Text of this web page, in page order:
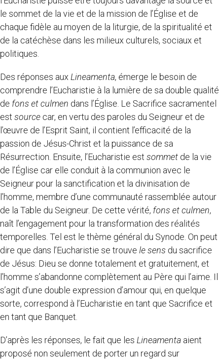
le sommet de la vie et de la mission de l’Église et de
chaque fidèle au moyen de la liturgie, de la spiritualité et
de la catéchèse dans les milieux culturels, sociaux et
politiques.
Des réponses aux Lineamenta, émerge le besoin de
comprendre l’Eucharistie à la lumière de sa double qualité
de fons etculmen dans l’Église. Le Sacrifice sacramentel
est source car, en vertu des paroles du Seigneur et de
l’œuvre de l’Esprit Saint, il contient l’efficacité de la
passion de Jésus-Christ et la puissance de sa
Résurrection. Ensuite, l’Eucharistie est sommet de la vie
de l’Église car elle conduit à la communion avec le
Seigneur pour la sanctification et la divinisation de
l’homme, membre d’une communauté rassemblée autour
de la Table du Seigneur. De cette vérité, fons etculmen,
naît l’engagement pour la transformation des réalités
temporelles. Tel est le thème général du Synode. On peut
dire que dans l’Eucharistie se trouve le sens du sacrifice
de Jésus: Dieu se donne totalement et gratuitement, et
l’homme s’abandonne complètement au Père qui l’aime. Il
s’agit d’une double expression d’amour qui, en quelque
sorte, correspond à l’Eucharistie en tant que Sacrifice et
en tant que Banquet.
D’après les réponses, le fait que les Lineamenta aient
proposé non seulement de porter un regard sur